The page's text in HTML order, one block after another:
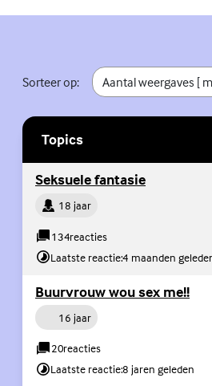
Sorteer op:
Topics
Seksuele fantasie
Persoon18 jaar
134reacties
Laatste reactie:4 maanden
Buurvrouw wou sex me!!
Persoon16 jaar
20reacties
Laatste reactie:8 jaren geleden